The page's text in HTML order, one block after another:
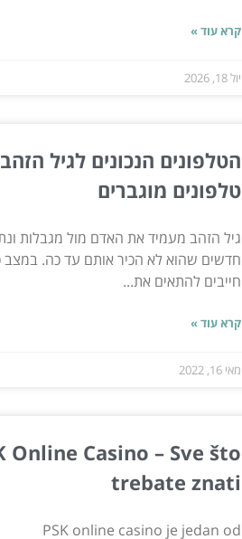
קרא עוד »
יול 18, 2026
הטלפונים הנכונים לגיל
טלפונים מוגברים
גיל הזהב מעמיד את האדם מול מגבלות
חדשים שהוא לא הכיר אותם עד כה. במצב
חייבים להתאים את...
קרא עוד »
מאי 16, 2022
Online Casino – Sve što
trebate znati
PSK online casino je jedan od